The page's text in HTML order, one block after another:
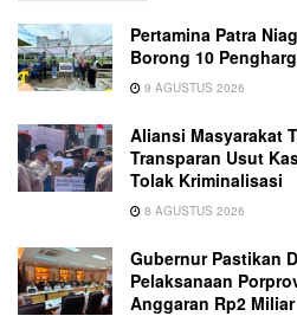
Pertamina Patra
Borong 10
9 AGUSTUS 2026
Aliansi Masyarakat
Transparan Usut
Tolak Kriminalisasi
8 AGUSTUS 2026
Gubernur Pastikan
Pelaksanaan
Anggaran Rp2 Miliar